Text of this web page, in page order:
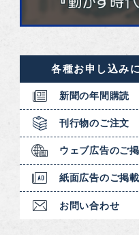
各種お申し込み
新聞の年間購読
刊行物のご注文
ウェブ広告のご
紙面広告のご掲載
お問い合わせ